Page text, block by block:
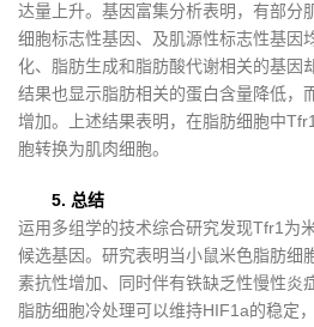
达量上升。基因富集分析表明，有部分
细胞标志性基因、及肌源性标志性基因
化、脂肪生成和脂肪酸代谢相关的基因
结果也显示脂肪相关的蛋白含量降低，
增加。上述结果表明，在脂肪细胞中
胞转换为肌肉细胞。
5. 总结
运用多组学的技术综合研究发现Tfr1为
候选基因。研究表明当小鼠米色脂肪细
素抗性增加、同时伴有铁缺乏性慢性炎
脂肪细胞冷处理可以维持HIF1a的稳定